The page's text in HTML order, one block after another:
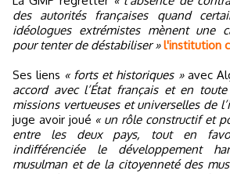
des autorités françaises quand
idéologues extrémistes mènent une
pour tenter de déstabiliser » l'institution
Ses liens « forts et historiques »avec
accord avec l’État français et en
missions vertueuses et universelles de
juge avoir joué « un rôle constructif et
entre les deux pays, tout en
indifférenciée le développement
musulman et de la citoyenneté des